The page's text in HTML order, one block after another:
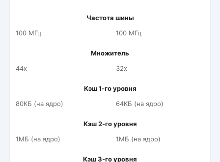
Частота шины
100 МГц
100 МГц
Множитель
44x
32x
Кэш 1-го уровня
80КБ (на ядро)
64КБ (на ядро)
Кэш 2-го уровня
1МБ (на ядро)
1МБ (на ядро)
Кэш 3-го уровня